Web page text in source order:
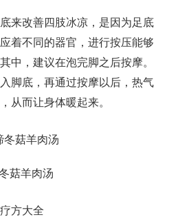
来改善四肢冰凉，是因为足底
着不同的器官，进行按压能够
中，建议在泡完脚之后按摩。
脚底，再通过按摩以后，热气
从而让身体暖起来。
菇羊肉汤
方大全